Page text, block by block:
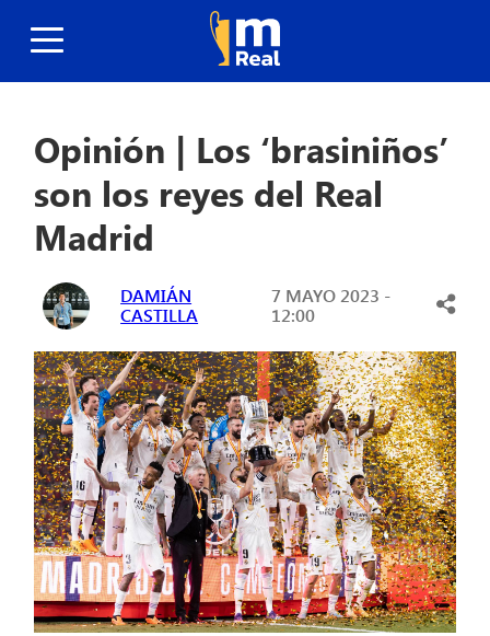
Opinión | Los ‘brasiniños’
son los reyes del Real
Madrid
DAMIÁN
CASTILLA
7 MAYO 2023 -
12:00